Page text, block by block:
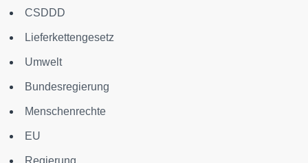
CSDDD
Lieferkettengesetz
Umwelt
Bundesregierung
Menschenrechte
EU
Regierung